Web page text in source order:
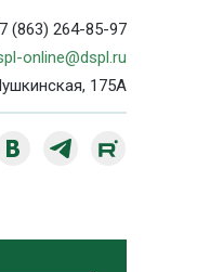
(863) 264-85-97
online@dspl.ru
175А